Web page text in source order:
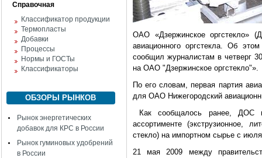
Справочная
Классификатор продукции
Термопласты
Добавки
Процессы
Нормы и ГОСТы
Классификаторы
ОБЗОРЫ РЫНКОВ
Рынок энергетических
добавок для КРС в России
Рынок гуминовых удобрений
в России
ОАО «Дзержинское оргстекло»
авиационного оргстекла. Об
сообщил журналистам в четверг
на ОАО "Дзержинское оргстекло"».
По его словам, первая партия
для ОАО Нижегородский
Как сообщалось ранее, ДОС
ассортименте (экструзионное,
стекло) на импортном сырье с
21 мая 2009 между